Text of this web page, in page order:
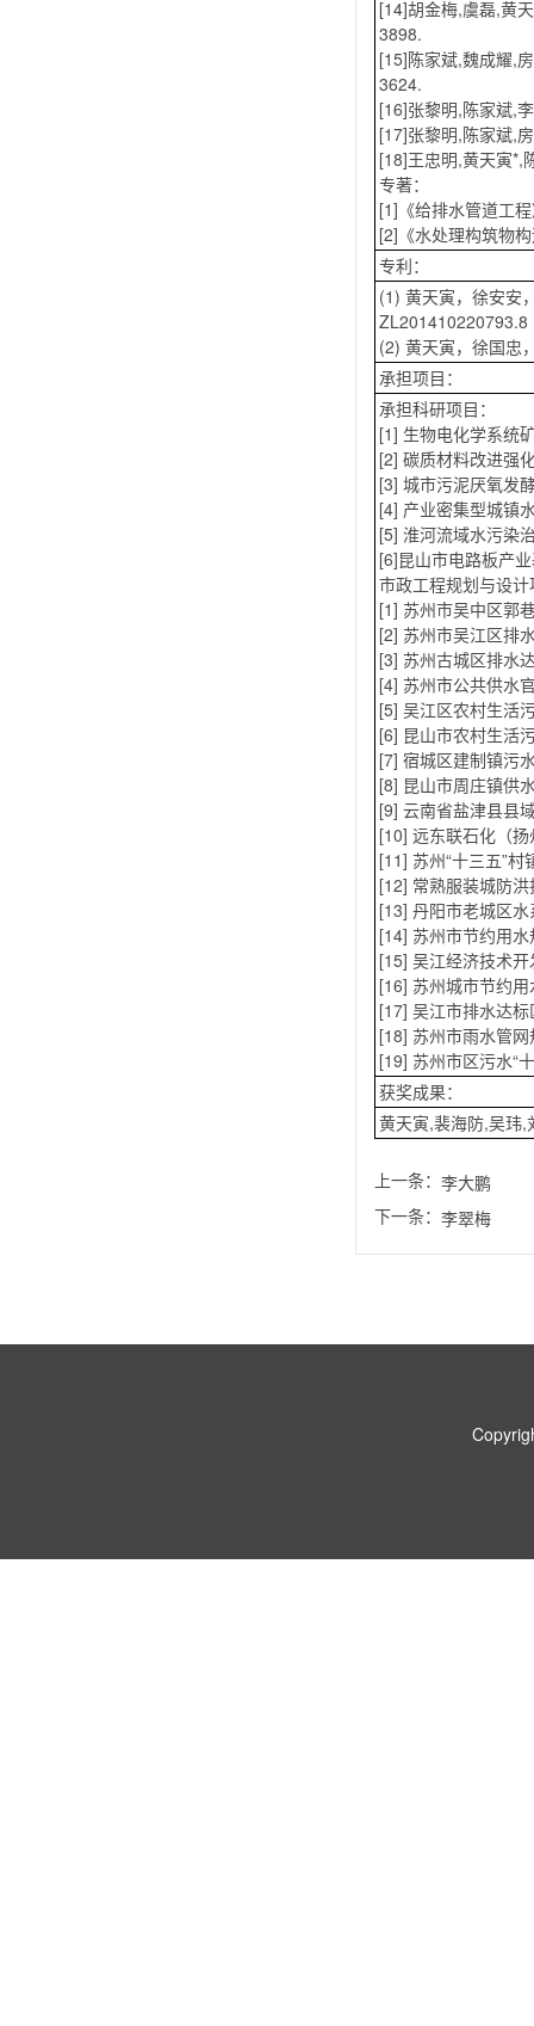
[14]胡金梅,虞磊,黄
3898.
[15]陈家斌,魏成耀,
3624.
[16]张黎明,陈家斌,
[17]张黎明,陈家斌,
[18]王忠明,黄天寅*,
专著：
[1]《给排水管道工
[2]《水处理构筑物
专利：
(1) 黄天寅，徐安安
ZL201410220793.8
(2) 黄天寅，徐国忠
承担项目：
承担科研项目：
[1] 生物电化学系统
[2] 碳质材料改进强
[3] 城市污泥厌氧发
[4] 产业密集型城镇
[5] 淮河流域水污染
[6]昆山市电路板产
市政工程规划与设
[1] 苏州市吴中区郭
[2] 苏州市吴江区排
[3] 苏州古城区排水
[4] 苏州市公共供水
[5] 吴江区农村生活
[6] 昆山市农村生活
[7] 宿城区建制镇污
[8] 昆山市周庄镇供
[9] 云南省盐津县县
[10] 远东联石化（
[11] 苏州“十三五”
[12] 常熟服装城防
[13] 丹阳市老城区
[14] 苏州市节约用
[15] 吴江经济技术
[16] 苏州城市节约
[17] 吴江市排水达
[18] 苏州市雨水管
[19] 苏州市区污水“
获奖成果：
黄天寅,裴海防,吴玮
上一条： 李大鹏
下一条： 李翠梅